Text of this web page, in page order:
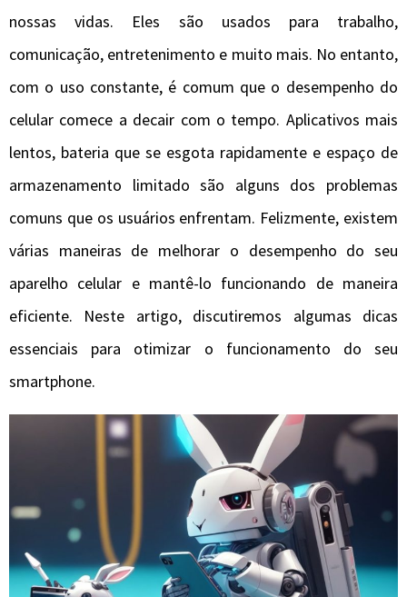
nossas vidas. Eles são usados ​​para trabalho,
comunicação, entretenimento e muito mais. No entanto,
com o uso constante, é comum que o desempenho do
celular comece a decair com o tempo. Aplicativos mais
lentos, bateria que se esgota rapidamente e espaço de
armazenamento limitado são alguns dos problemas
comuns que os usuários enfrentam. Felizmente, existem
várias maneiras de melhorar o desempenho do seu
aparelho celular e mantê-lo funcionando de maneira
eficiente. Neste artigo, discutiremos algumas dicas
essenciais para otimizar o funcionamento do seu
smartphone.